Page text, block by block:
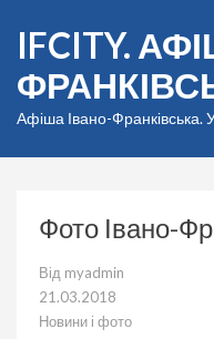
вмісту
(натисніть
Enter)
IFCITY.
Афіша Івано-Франківська.
Фото Івано-
Від myadmin
21.03.2018
Новини і фото